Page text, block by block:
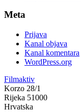
Meta
Prijava
Kanal objava
Kanal komentara
WordPress.org
Filmaktiv
Korzo 28/1
Rijeka 51000
Hrvatska